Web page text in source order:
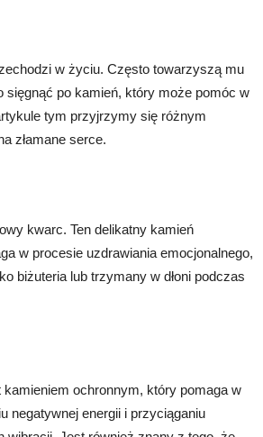
w życiu. Często towarzyszą mu
po kamień, który może pomóc w
tym przyjrzymy się różnym
złamane serce.
kwarc. Ten delikatny kamień
w procesie uzdrawiania emocjonalnego,
biżuteria lub trzymany w dłoni podczas
kamieniem ochronnym, który pomaga w
negatywnej energii i przyciąganiu